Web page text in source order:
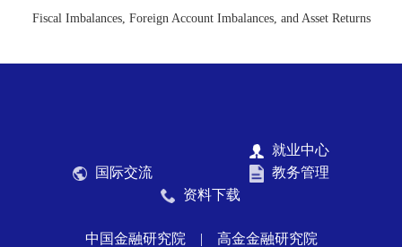
Fiscal Imbalances, Foreign Account Imbalances, and Asset Returns
就业中心
国际交流
教务管理
资料下载
中国金融研究院 | 高金金融研究院